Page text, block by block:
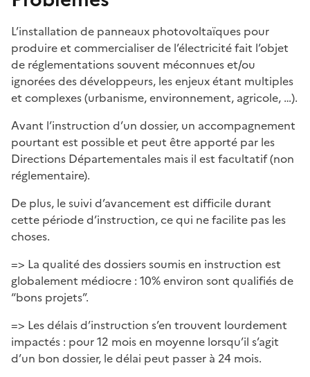
L’installation de panneaux photovoltaïques pour
produire et commercialiser de l’électricité fait l’objet
de réglementations souvent méconnues et/ou
ignorées des développeurs, les enjeux étant multiples
et complexes (urbanisme, environnement, agricole, …).
Avant l’instruction d’un dossier, un accompagnement
pourtant est possible et peut être apporté par les
Directions Départementales mais il est facultatif (non
réglementaire).
De plus, le suivi d’avancement est difficile durant
cette période d’instruction, ce qui ne facilite pas les
choses.
=> La qualité des dossiers soumis en instruction est
globalement médiocre : 10% environ sont qualifiés de
“bons projets”.
=> Les délais d’instruction s’en trouvent lourdement
impactés : pour 12 mois en moyenne lorsqu’il s’agit
d’un bon dossier, le délai peut passer à 24 mois.